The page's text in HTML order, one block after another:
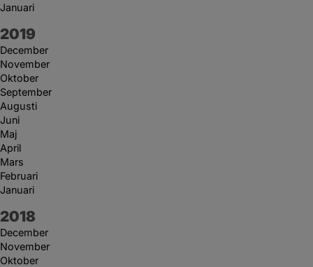
Januari
År:
2019
December
November
Oktober
September
Augusti
Juni
Maj
April
Mars
Februari
Januari
År:
2018
December
November
Oktober